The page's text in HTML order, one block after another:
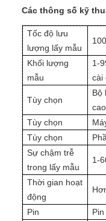
Các thông số kỹ
Tốc độ lưu
lượng lấy mẫu
Khối lượng
mẫu
1-
cài
Tùy chọn
Bộ
cao
Tùy chọn
Tùy chọn
Sự chậm trễ
trong lấy mẫu
1-
Thời gian hoạt
động
Pin